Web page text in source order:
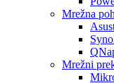
Mrežna
Mrežni